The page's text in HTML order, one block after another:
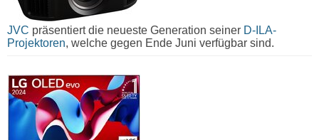
JVC präsentiert die neueste Generation seiner D-ILA-
Projektoren, welche gegen Ende Juni verfügbar sind.